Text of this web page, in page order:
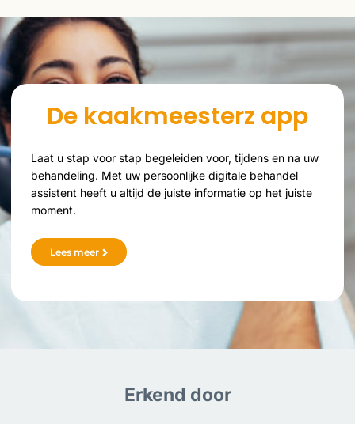
De kaakmeesterz app
Laat u stap voor stap begeleiden voor, tijdens en na uw
behandeling. Met uw persoonlijke digitale behandel
assistent heeft u altijd de juiste informatie op het juiste
moment.
Lees meer
Erkend door